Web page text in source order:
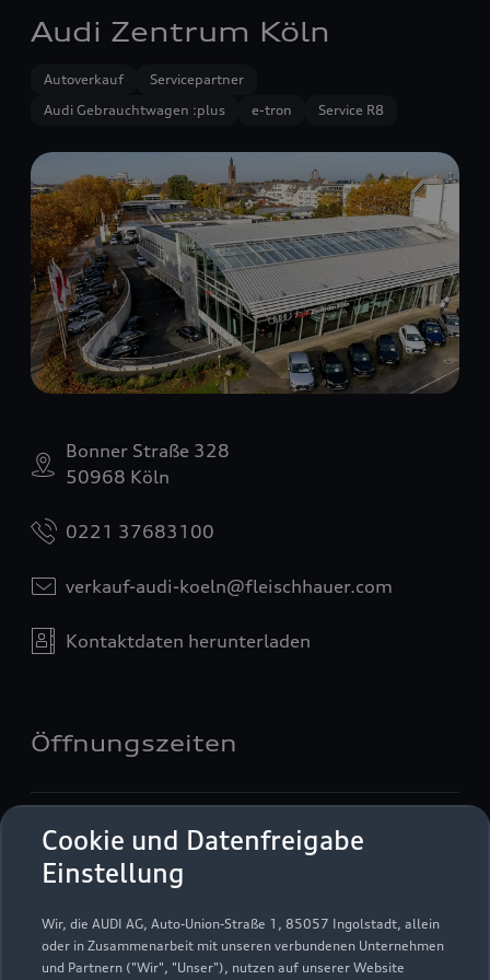
Cookie und Datenfreigabe
Einstellung
Wir, die AUDI AG, Auto-Union-Straße 1, 85057 Ingolstadt, allein
oder in Zusammenarbeit mit unseren verbundenen Unternehmen
und Partnern ("Wir", "Unser"), nutzen auf unserer Website
Audi Zentrum Köln
Autoverkauf
Servicepartner
Audi Gebrauchtwagen :plus
e-tron Service R8
Bonner Straße 328
50968 Köln
0221 37683100
verkauf-audi-koeln@fleischhauer.com
Kontaktdaten herunterladen
Öffnungszeiten
Geschlossen ,öffnet am Montag 09:00
Geschlossen ,öffnet am Montag 07:00